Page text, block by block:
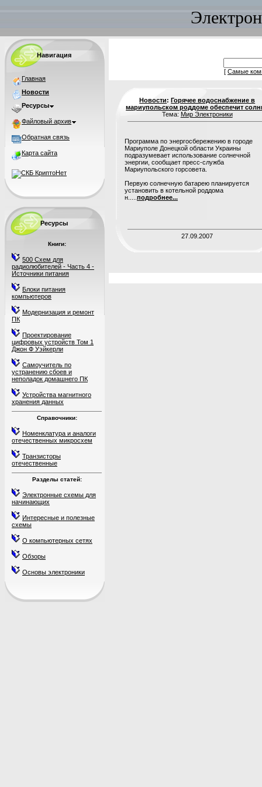
Навигация
Главная
Новости
Ресурсы
Файловый архив
Обратная связь
Карта сайта
Ресурсы
Книги:
500 Схем для
радиолюбителей - Часть 4 -
Источники питания
Блоки питания
компьютеров
Модернизация и ремонт
ПК
Проектирование
цифровых устройств Том 1
Джон Ф Уэйкерли
Самоучитель по
устранению сбоев и
неполадок домашнего ПК
Устройства магнитного
хранения данных
Справочники:
Номенклатура и аналоги
отечественных микросхем
Транзисторы
отечественные
Разделы статей:
Электронные схемы для
начинающих
Интересные и полезные
схемы
О компьютерных сетях
Обзоры
Основы электроники
[ Самые
Новости:Горячее водоснабжение в
мариупольском роддоме обеспечит
Тема: Мир Электроники
Программа по энергосбережению в городе
Мариуполе Донецкой области Украины
подразумевает использование солнечной
энергии, сообщает пресс-служба
Мариупольского горсовета.
Первую солнечную батарею планируется
установить в котельной роддома
н..... подробнее...
27.09.2007